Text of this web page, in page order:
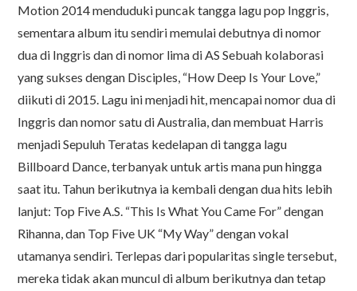
Motion 2014 menduduki puncak tangga lagu pop Inggris,
sementara album itu sendiri memulai debutnya di nomor
dua di Inggris dan di nomor lima di AS Sebuah kolaborasi
yang sukses dengan Disciples, “How Deep Is Your Love,”
diikuti di 2015. Lagu ini menjadi hit, mencapai nomor dua di
Inggris dan nomor satu di Australia, dan membuat Harris
menjadi Sepuluh Teratas kedelapan di tangga lagu
Billboard Dance, terbanyak untuk artis mana pun hingga
saat itu. Tahun berikutnya ia kembali dengan dua hits lebih
lanjut: Top Five A.S. “This Is What You Came For” dengan
Rihanna, dan Top Five UK “My Way” dengan vokal
utamanya sendiri. Terlepas dari popularitas single tersebut,
mereka tidak akan muncul di album berikutnya dan tetap